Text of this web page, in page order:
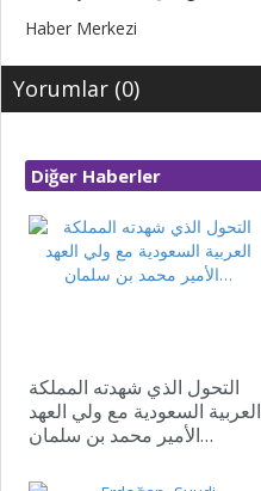
Haber Merkezi
Yorumlar (0)
Diğer Haberler
التحول الذي شهدته المملكة
العربية السعودية مع ولي العهد
الأمير محمد بن سلمان…